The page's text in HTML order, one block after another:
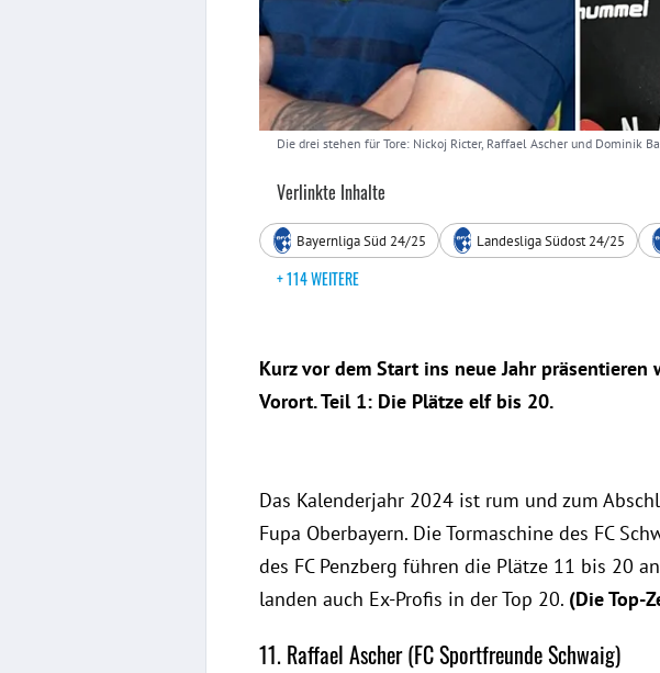
Die drei stehen für Tore: Nickoj Ricter, Raffael Ascher und Dominik
Verlinkte Inhalte
Bayernliga Süd 24/25 Landesliga Südost 24/25
+ 114 WEITERE
Kurz vor dem Start ins neue Jahr
Vorort. Teil 1: Die Plätze elf bis 20.
Das Kalenderjahr 2024 ist rum und zum
Fupa Oberbayern. Die Tormaschine des FC
des FC Penzberg führen die Plätze 11 bis 20
landen auch Ex-Profis in der Top 20. (Die Top-
11. Raffael Ascher (FC Sportfreunde Schwaig)